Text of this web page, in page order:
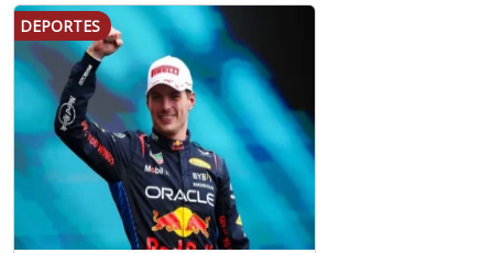
DEPORTES